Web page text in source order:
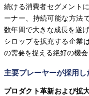
続ける消費者セグメント
ーナー、持続可能な方法
数年間で大きな成長を遂
シロップを拡充する企業
の需要を捉える絶好の機会
主要プレーヤーが採用
プロダクト革新および拡